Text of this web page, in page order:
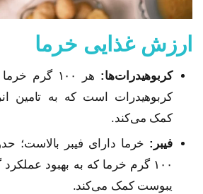
ارزش غذایی خرما
کربوهیدرات‌ها:
کربوهیدرات است که به تامین
کمک می‌کند.
فیبر:
۱۰۰ گرم خرما که به بهبود
یبوست کمک می‌کند.